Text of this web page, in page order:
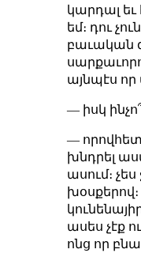
կարդալ եւ
եմ։ դու
բաւական
այնպէս
— իսկ
—
խնդրել
ասում։ չես
ասես չէք
ոնց որ